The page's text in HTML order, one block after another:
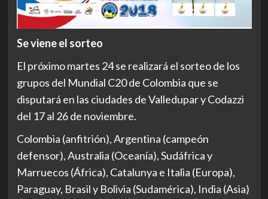
Se viene el sorteo
El próximo martes 24 se realizará el sorteo de los
grupos del Mundial C20 de Colombia que se
disputará en las ciudades de Valledupar y Codazzi
del 17 al 26 de noviembre.
Colombia (anfitrión), Argentina (campeón
defensor), Australia (Oceanía), Sudáfrica y
Marruecos (África), Catalunya e Italia (Europa),
Paraguay, Brasil y Bolivia (Sudamérica), India (Asia)